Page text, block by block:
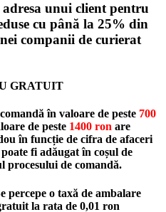
unui client pentru
cu până la 25% din
companii de curierat
GRATUIT
în valoare de peste 700
de peste 1400 ron are
în funcție de cifra de afaceri
fi adăugat în coșul de
procesului de comandă.
o taxă de ambalare
la rata de 0,01 ron